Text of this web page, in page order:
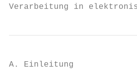
Verarbeitung in
A. Einleitung